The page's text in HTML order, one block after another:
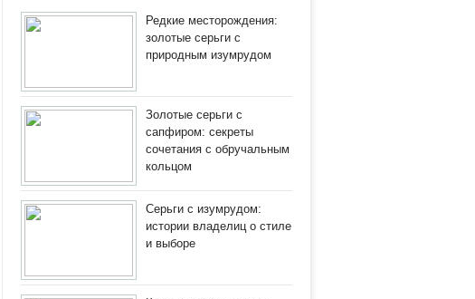
Редкие месторождения:
золотые серьги с
природным изумрудом
Золотые серьги с
сапфиром: секреты
сочетания с обручальным
кольцом
Серьги с изумрудом:
истории владелиц о стиле
и выборе